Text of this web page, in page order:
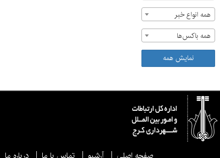
همه انواع خبر
همه باکس‌ها
نمایش همه